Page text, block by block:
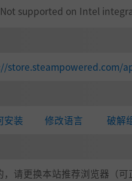
Not supported on Intel
store.steampowered.com/
安装 修改语言 破解
请更换本站推荐浏览器（可